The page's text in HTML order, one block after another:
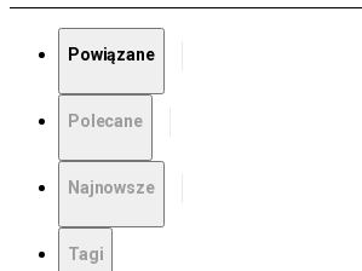
Powiązane
Polecane
Najnowsze
Tagi